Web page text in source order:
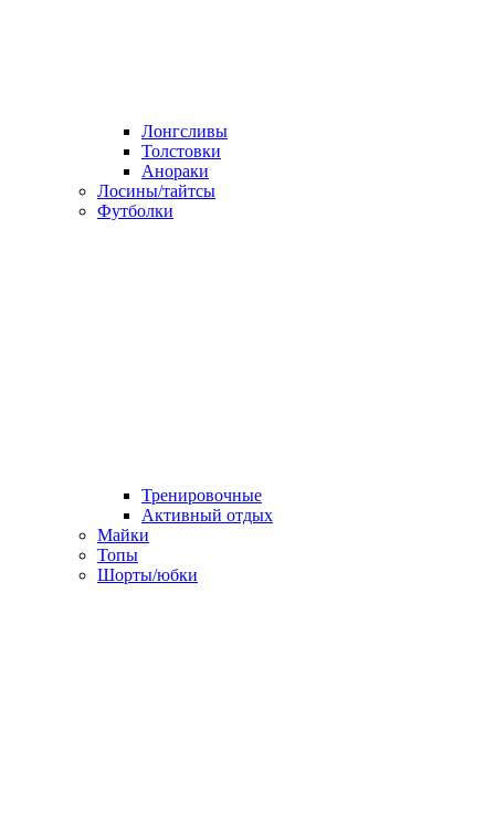
Лонгсливы
Толстовки
Анораки
Лосины/тайтсы
Футболки
Тренировочные
Активный отдых
Майки
Топы
Шорты/юбки